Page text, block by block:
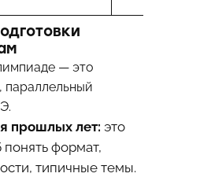
— это
параллельный
прошлых лет: это
формат,
типичные темы.